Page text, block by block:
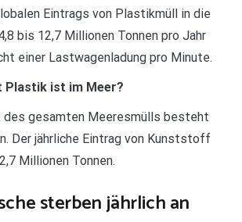
Eintrags von Plastikmüll in die
bis 12,7 Millionen Tonnen pro Jahr
einer Lastwagenladung pro Minute.
Plastik ist im Meer?
des gesamten Meeresmülls besteht
Der jährliche Eintrag von Kunststoff
Millionen Tonnen.
sterben jährlich an